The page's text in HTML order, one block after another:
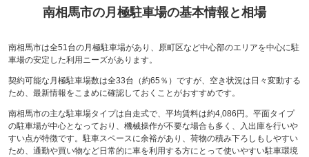
南相馬市の月極駐車場の基本情報と相場
南相馬市は全51台の月極駐車場があり、原町区など中心部のエリアを中心に駐
車場の安定した利用ニーズがあります。
契約可能な月極駐車場数は全33台（約65％）ですが、空き状況は日々変動する
ため、最新情報をこまめに確認しておくことがおすすめです。
南相馬市の主な駐車場タイプは自走式で、平均賃料は約4,086円。平面タイプ
の駐車場が中心となっており、機械操作が不要な場合も多く、入出庫を行いや
すい点が特徴です。駐車スペースに余裕があり、荷物の積み下ろしもしやすい
ため、通勤や買い物など日常的に車を利用する方にとって使いやすい駐車環境